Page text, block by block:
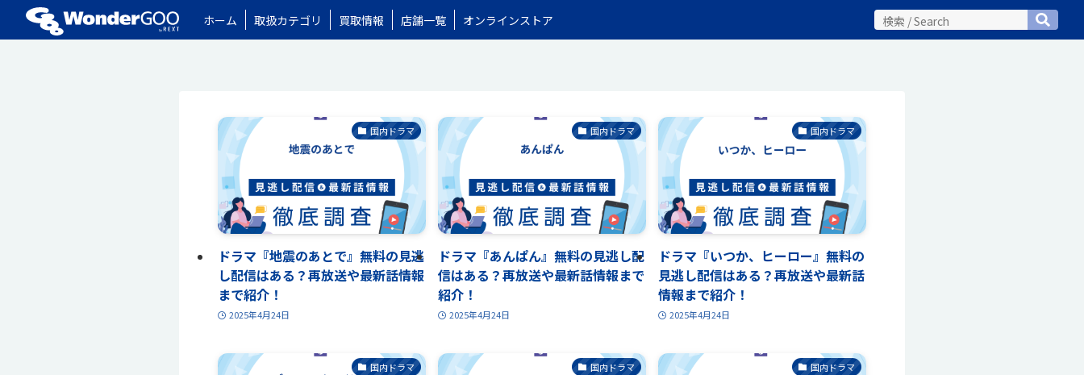
WonderGOO
ホーム 取扱カテゴリ 買取情報 店舗一覧 オンラインストア
国内ドラマ
ドラマ『地震のあとで』無料の見逃
し配信はある？再放送や最新話情報
まで紹介！
2025年4月24日
国内ドラマ
ドラマ『あんぱん』無料の見逃し配
信はある？再放送や最新話情報まで
紹介！
2025年4月24日
国内ドラマ
ドラマ『いつか、ヒーロー』無料の
見逃し配信はある？再放送や最新話
情報まで紹介！
2025年4月24日
国内ドラマ 国内ドラマ 国内ドラマ